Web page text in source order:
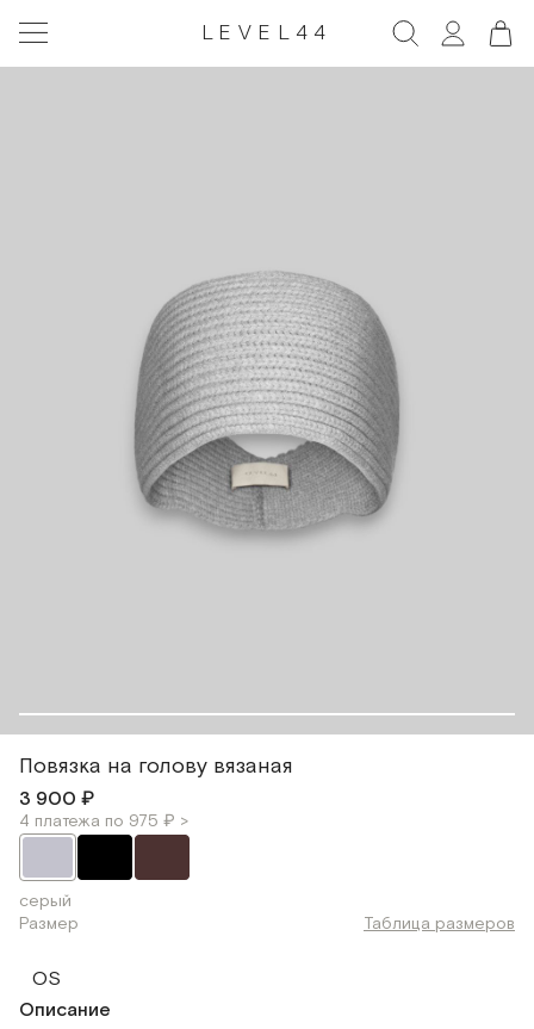
LEVEL44
Повязка на голову вязаная
3 900 ₽
4 платежа по 975 ₽ >
серый
Размер
Таблица размеров
OS
Описание